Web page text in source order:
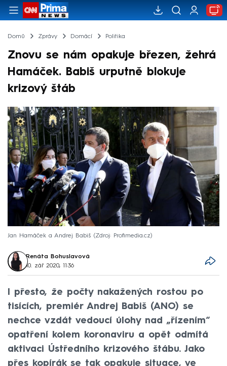
Domů Zprávy Domácí Politika
Znovu se nám opakuje březen, žehrá
Hamáček. Babiš urputně blokuje
krizový štáb
Jan Hamáček a Andrej Babiš Zdroj: Profimedia.cz
Renáta Bohuslavová
10. zář 2020, 11:36
I přesto, že počty nakažených rostou po
tisících, premiér Andrej Babiš (ANO) se
nechce vzdát vedoucí úlohy nad „řízením“
opatření kolem koronaviru a opět odmítá
aktivaci Ústředního krizového štábu. Jako
přes kopírák se tak opakuje situace, ve